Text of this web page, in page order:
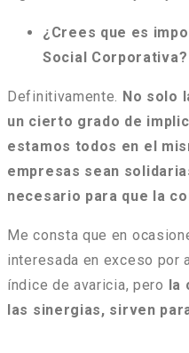
¿Crees que es
Social Corporativa?
Definitivamente. No solo
un cierto grado de
estamos todos en el
empresas sean
necesario para que la
Me consta que en
interesada en exceso por
índice de avaricia, pero
la
las sinergias, sirven